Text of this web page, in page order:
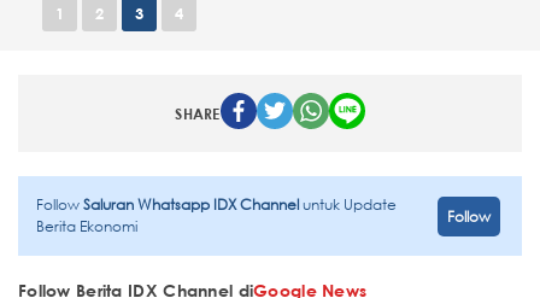
1 2 3 4
SHARE
FollowSaluran Whatsapp IDX Channeluntuk Update
Berita Ekonomi
Follow
Follow Berita IDX Channel diGoogle News